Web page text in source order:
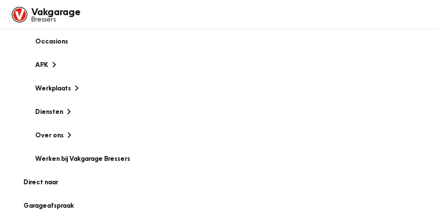
Vakgarage
Bressers
Occasions
APK
Werkplaats
Diensten
Over ons
Werken bij Vakgarage Bressers
Direct naar
Garageafspraak